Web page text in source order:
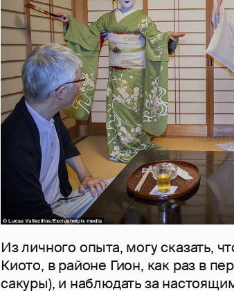
Из личного опыта, могу сказать,
Киото, в районе Гион, как раз в
сакуры), и наблюдать за